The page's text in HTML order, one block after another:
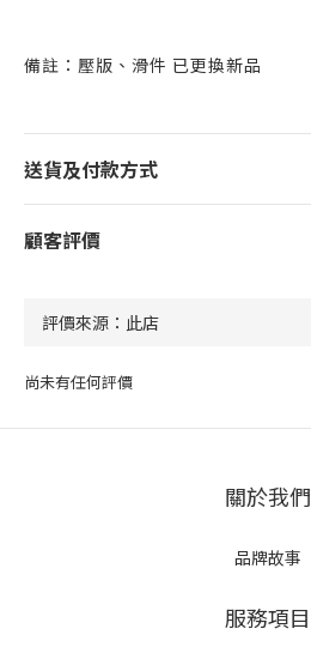
備註：壓版、滑件 已更換新品
送貨及付款方式
顧客評價
尚未有任何評價
關於我們
品牌故事
服務項目